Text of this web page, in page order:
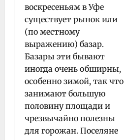
воскресеньям в Уфе
существует рынок или
(по местному
выражению) базар.
Базары эти бывают
иногда очень обширны,
особенно зимой, так что
занимают большую
половину площади и
чрезвычайно полезны
для горожан. Поселяне